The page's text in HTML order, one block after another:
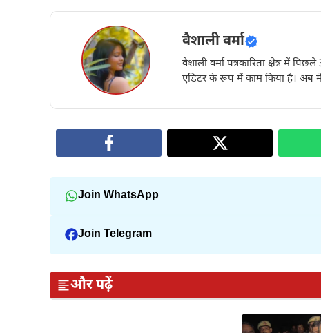
वैशाली वर्मा
वैशाली वर्मा पत्रकारिता क्षेत्र में
एडिटर के रूप में काम किया है। अब
Join WhatsApp
Join Telegram
और पढ़ें